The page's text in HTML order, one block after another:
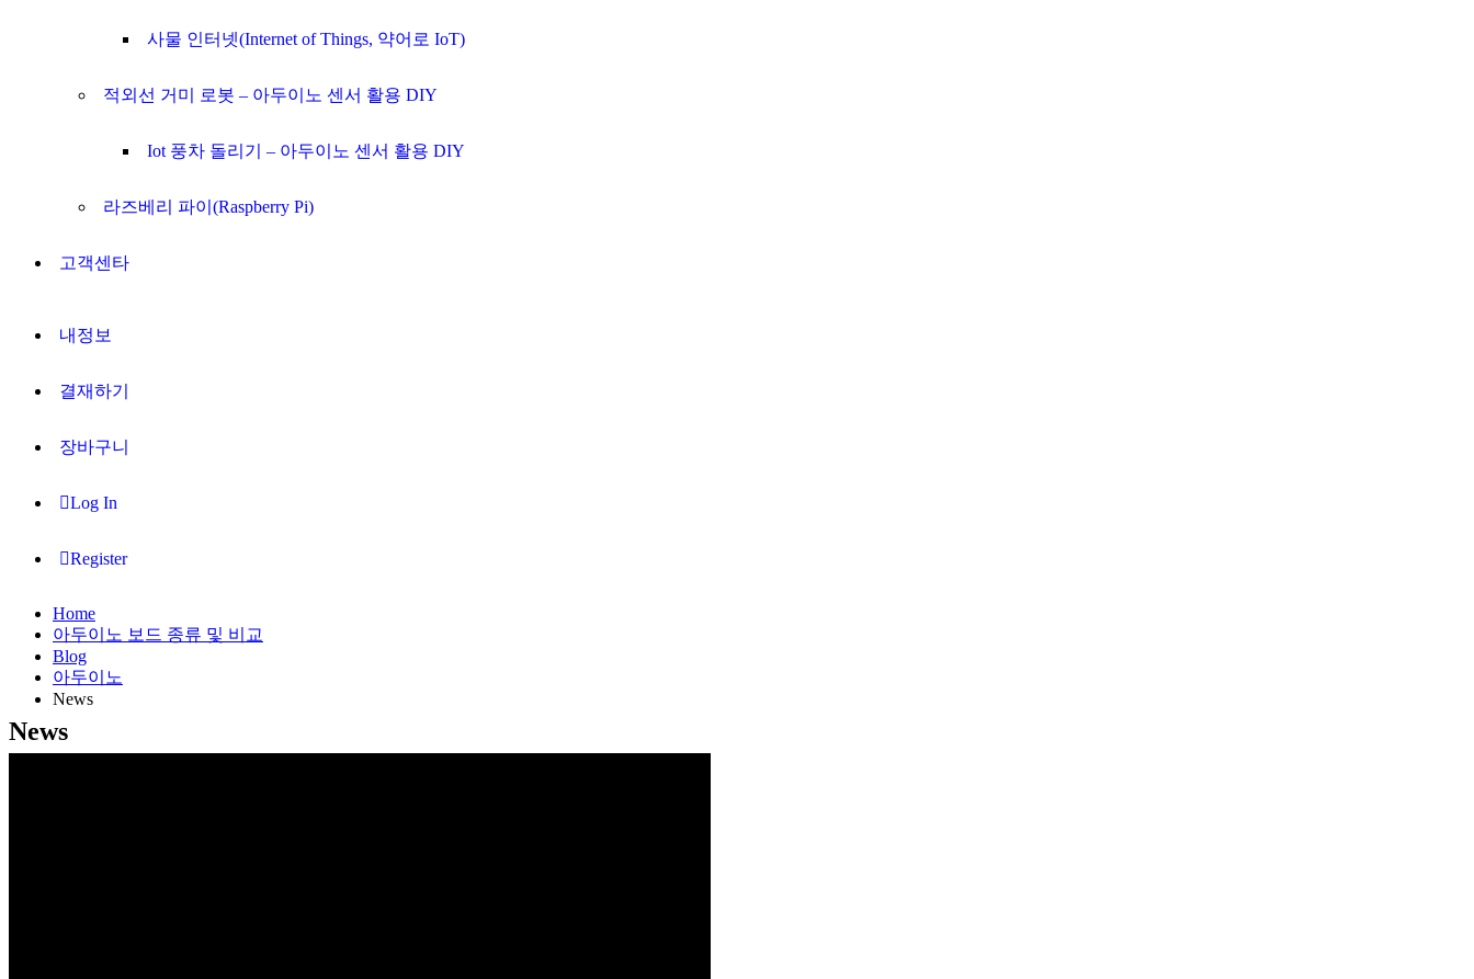
사물 인터넷(Internet of Things, 약어로 IoT)
적외선 거미 로봇 – 아두이노 센서 활용 DIY
Iot 풍차 돌리기 – 아두이노 센서 활용 DIY
라즈베리 파이(Raspberry Pi)
고객센타
내정보
결재하기
장바구니
Log In
Register
Home
아두이노 보드 종류 및 비교
Blog
아두이노
News
News